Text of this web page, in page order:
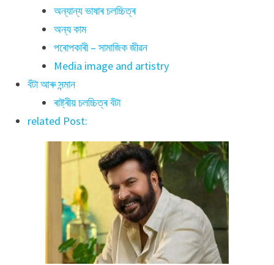
অন্যান্য ভাষাৰ চলচ্চিত্ৰ
অন্য কাম
পৰোপকাৰী – সামাজিক জীৱন
Media image and artistry
বঁটা আৰু সন্মান
ৰাষ্ট্ৰীয় চলচ্চিত্ৰ বঁটা
related Post: